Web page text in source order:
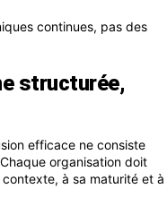
continues, pas des
structurée,
efficace ne consiste
organisation doit
à sa maturité et à